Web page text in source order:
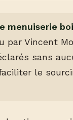
menuiserie
par Vincent
sans
le